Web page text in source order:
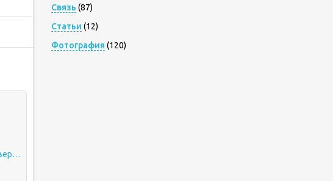
LolitaGirl (Полная версия)
Связь (87)
Статьи (12)
Фотография (120)